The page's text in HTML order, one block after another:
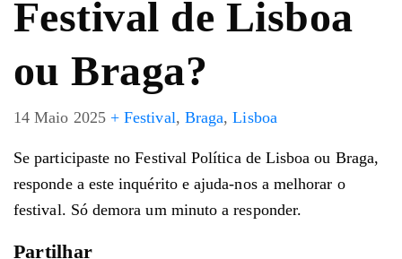
Festival de Lisboa
ou Braga?
14 Maio 2025 + Festival, Braga,Lisboa
Se participaste no Festival Política de Lisboa ou Braga,
responde a este inquérito e ajuda-nos a melhorar o
festival. Só demora um minuto a responder.
Partilhar